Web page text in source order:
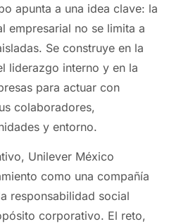
apunta a una idea clave: la
empresarial no se limita a
Se construye en la
liderazgo interno y en la
para actuar con
colaboradores,
y entorno.
Unilever México
como una compañía
responsabilidad social
corporativo. El reto,